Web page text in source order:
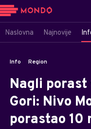
Naslovna Najnovije
Info Region
Nagli
Gori: Nivo
porastao 10